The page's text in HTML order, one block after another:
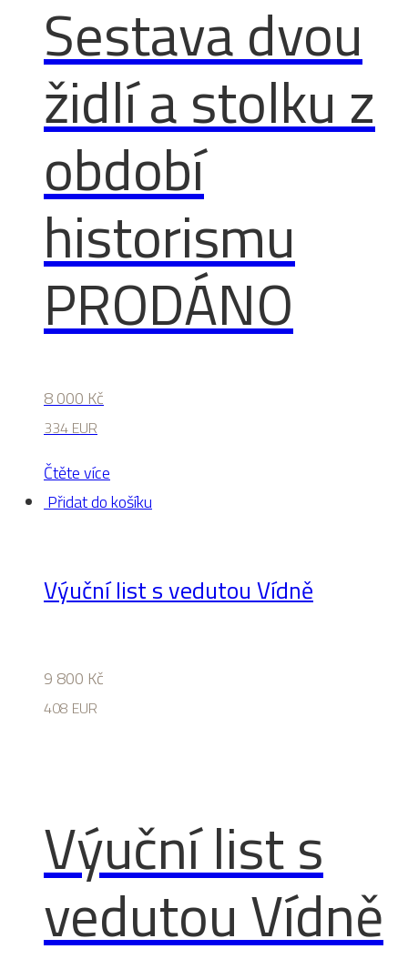
Sestava dvou
židlí a stolku z
období
historismu
PRODÁNO
8 000 Kč
334 EUR
Čtěte více
Přidat do košíku
Výuční list s vedutou Vídně
9 800 Kč
408 EUR
Výuční list s
vedutou Vídně